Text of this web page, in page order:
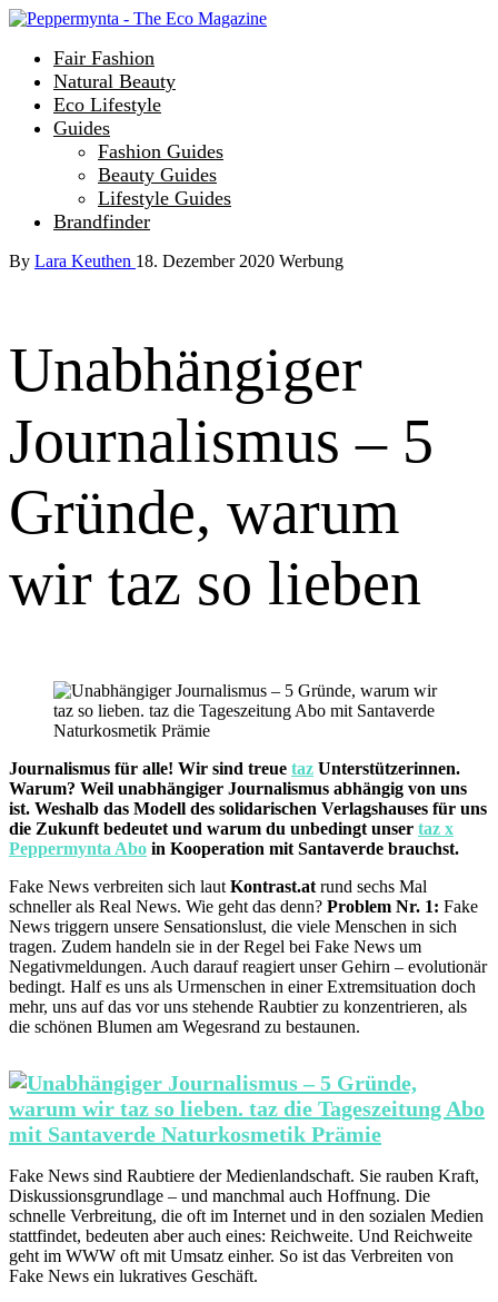
Fair Fashion
Natural Beauty
Eco Lifestyle
Guides
Fashion Guides
Beauty Guides
Lifestyle Guides
Brandfinder
By Lara Keuthen 18. Dezember 2020 Werbung
Unabhängiger
Journalismus – 5
Gründe, warum
wir taz so lieben
Journalismus für alle! Wir sind treue taz Unterstützerinnen.
Warum? Weil unabhängiger Journalismus abhängig von uns
ist. Weshalb das Modell des solidarischen Verlagshauses für uns
die Zukunft bedeutet und warum du unbedingt unser taz x
Peppermynta Abo in Kooperation mit Santaverde brauchst.
Fake News verbreiten sich laut Kontrast.at rund sechs Mal
schneller als Real News. Wie geht das denn? Problem Nr. 1: Fake
News triggern unsere Sensationslust, die viele Menschen in sich
tragen. Zudem handeln sie in der Regel bei Fake News um
Negativmeldungen. Auch darauf reagiert unser Gehirn – evolutionär
bedingt. Half es uns als Urmenschen in einer Extremsituation doch
mehr, uns auf das vor uns stehende Raubtier zu konzentrieren, als
die schönen Blumen am Wegesrand zu bestaunen.
Fake News sind Raubtiere der Medienlandschaft. Sie rauben Kraft,
Diskussionsgrundlage – und manchmal auch Hoffnung. Die
schnelle Verbreitung, die oft im Internet und in den sozialen Medien
stattfindet, bedeuten aber auch eines: Reichweite. Und Reichweite
geht im WWW oft mit Umsatz einher. So ist das Verbreiten von
Fake News ein lukratives Geschäft.